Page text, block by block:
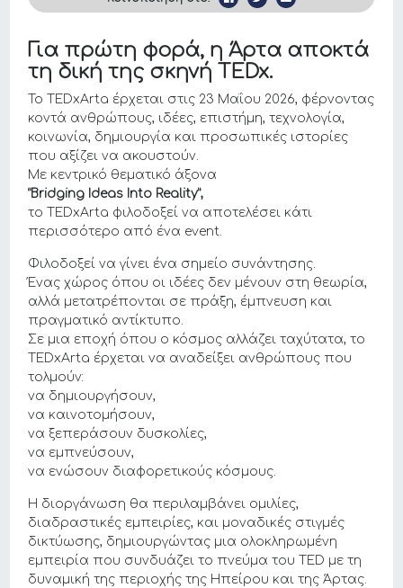
Για πρώτη φορά, η Άρτα αποκτά
τη δική της σκηνή TEDx.
Το TEDxArta έρχεται στις 23 Μαΐου 2026, φέρνοντας
κοντά ανθρώπους, ιδέες, επιστήμη, τεχνολογία,
κοινωνία, δημιουργία και προσωπικές ιστορίες
που αξίζει να ακουστούν.
Με κεντρικό θεματικό άξονα
“Bridging Ideas Into Reality”,
το TEDxArta φιλοδοξεί να αποτελέσει κάτι
περισσότερο από ένα event.
Φιλοδοξεί να γίνει ένα σημείο συνάντησης.
Ένας χώρος όπου οι ιδέες δεν μένουν στη θεωρία,
αλλά μετατρέπονται σε πράξη, έμπνευση και
πραγματικό αντίκτυπο.
Σε μια εποχή όπου ο κόσμος αλλάζει ταχύτατα, το
TEDxArta έρχεται να αναδείξει ανθρώπους που
τολμούν:
να δημιουργήσουν,
να καινοτομήσουν,
να ξεπεράσουν δυσκολίες,
να εμπνεύσουν,
να ενώσουν διαφορετικούς κόσμους.
Η διοργάνωση θα περιλαμβάνει ομιλίες,
διαδραστικές εμπειρίες, και μοναδικές στιγμές
δικτύωσης, δημιουργώντας μια ολοκληρωμένη
εμπειρία που συνδυάζει το πνεύμα του TED με τη
δυναμική της περιοχής της Ηπείρου και της Άρτας.